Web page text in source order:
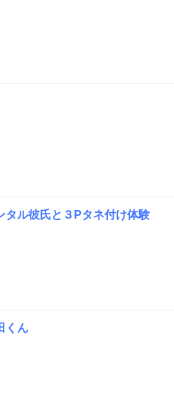
タル彼氏と３Pタネ付け体験
くん